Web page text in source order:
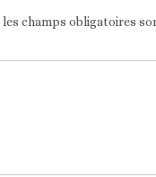
les champs obligatoires